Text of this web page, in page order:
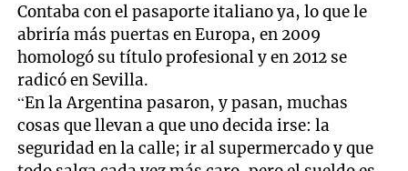
Contaba con el pasaporte italiano ya, lo que le
abriría más puertas en Europa, en 2009
homologó su título profesional y en 2012 se
radicó en Sevilla.
“En la Argentina pasaron, y pasan, muchas
cosas que llevan a que uno decida irse: la
seguridad en la calle; ir al supermercado y que